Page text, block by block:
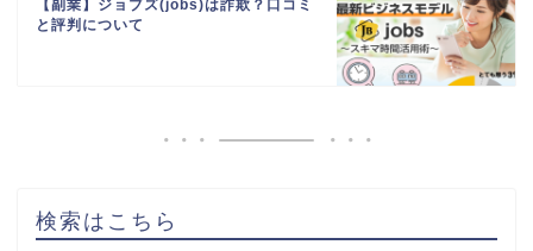
【副業】ジョブズ(jobs)は詐欺？口コミ
と評判について
検索はこちら
超オススメ案件